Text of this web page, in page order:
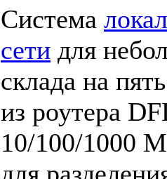
Система
сети для
склада на
из роутера
10/100/1000